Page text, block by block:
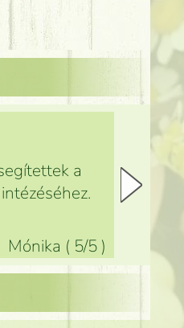
a
Mónika ( 5/5 )